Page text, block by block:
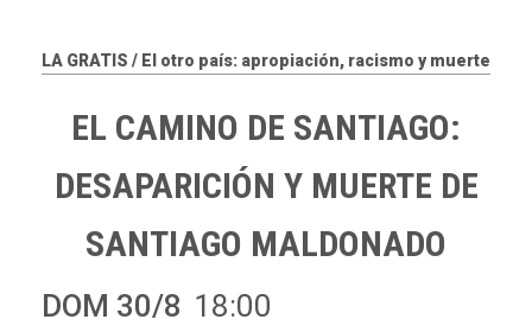
LA GRATIS / El otro país: apropiación, racismo y muerte
EL CAMINO DE SANTIAGO:
DESAPARICIÓN Y MUERTE DE
SANTIAGO MALDONADO
DOM 30/8 18:00